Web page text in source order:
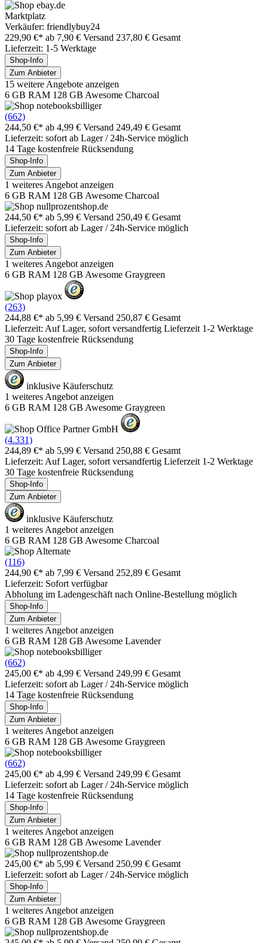
Marktplatz
Verkäufer: friendlybuy24
229,90 €* ab 7,90 € Versand 237,80 € Gesamt
Lieferzeit: 1-5 Werktage
Shop-Info
Zum Anbieter
15 weitere Angebote anzeigen
6 GB RAM 128 GB Awesome Charcoal
(662)
244,50 €* ab 4,99 € Versand 249,49 € Gesamt
Lieferzeit: sofort ab Lager / 24h-Service möglich
14 Tage kostenfreie Rücksendung
Shop-Info
Zum Anbieter
1 weiteres Angebot anzeigen
6 GB RAM 128 GB Awesome Charcoal
244,50 €* ab 5,99 € Versand 250,49 € Gesamt
Lieferzeit: sofort ab Lager / 24h-Service möglich
Shop-Info
Zum Anbieter
1 weiteres Angebot anzeigen
6 GB RAM 128 GB Awesome Graygreen
(263)
244,88 €* ab 5,99 € Versand 250,87 € Gesamt
Lieferzeit: Auf Lager, sofort versandfertig Lieferzeit 1-2 Werktage
30 Tage kostenfreie Rücksendung
Shop-Info
Zum Anbieter
inklusive Käuferschutz
1 weiteres Angebot anzeigen
6 GB RAM 128 GB Awesome Graygreen
(4.331)
244,89 €* ab 5,99 € Versand 250,88 € Gesamt
Lieferzeit: Auf Lager, sofort versandfertig Lieferzeit 1-2 Werktage
30 Tage kostenfreie Rücksendung
Shop-Info
Zum Anbieter
inklusive Käuferschutz
1 weiteres Angebot anzeigen
6 GB RAM 128 GB Awesome Charcoal
(116)
244,90 €* ab 7,99 € Versand 252,89 € Gesamt
Lieferzeit: Sofort verfügbar
Abholung im Ladengeschäft nach Online-Bestellung möglich
Shop-Info
Zum Anbieter
1 weiteres Angebot anzeigen
6 GB RAM 128 GB Awesome Lavender
(662)
245,00 €* ab 4,99 € Versand 249,99 € Gesamt
Lieferzeit: sofort ab Lager / 24h-Service möglich
14 Tage kostenfreie Rücksendung
Shop-Info
Zum Anbieter
1 weiteres Angebot anzeigen
6 GB RAM 128 GB Awesome Graygreen
(662)
245,00 €* ab 4,99 € Versand 249,99 € Gesamt
Lieferzeit: sofort ab Lager / 24h-Service möglich
14 Tage kostenfreie Rücksendung
Shop-Info
Zum Anbieter
1 weiteres Angebot anzeigen
6 GB RAM 128 GB Awesome Lavender
245,00 €* ab 5,99 € Versand 250,99 € Gesamt
Lieferzeit: sofort ab Lager / 24h-Service möglich
Shop-Info
Zum Anbieter
1 weiteres Angebot anzeigen
6 GB RAM 128 GB Awesome Graygreen